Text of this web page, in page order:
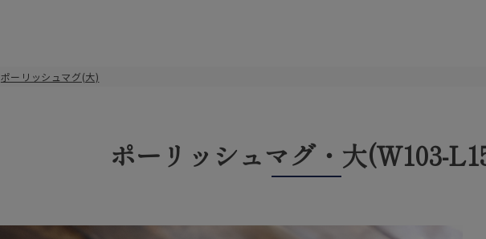
ポーリッシュマグ(大)
ポーリッシュマグ・大(W103-